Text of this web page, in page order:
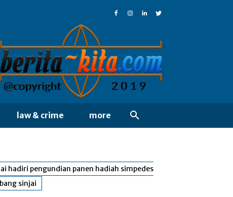
law & crime more
hadiri pengundian panen hadiah simpedes
sinjai